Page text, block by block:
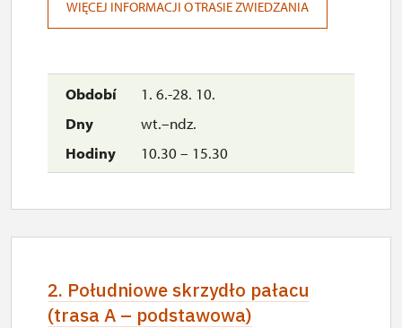
1. 6.-28. 10.
wt.–ndz.
10.30 – 15.30
WIĘCEJ INFORMACJI O TRASIE ZWIEDZANIA
2. Południowe skrzydło pałacu
(trasa A – podstawowa)